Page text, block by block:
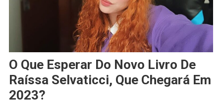
O Que Esperar Do Novo Livro De
Raíssa Selvaticci, Que Chegará Em
2023?